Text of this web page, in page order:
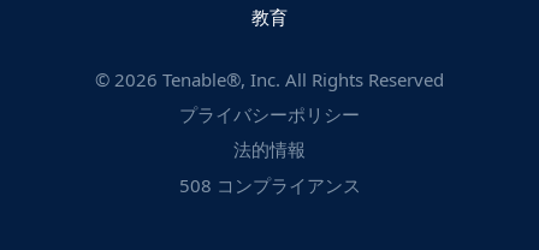
教育
© 2026 Tenable®, Inc. All Rights Reserved
プライバシーポリシー
法的情報
508 コンプライアンス